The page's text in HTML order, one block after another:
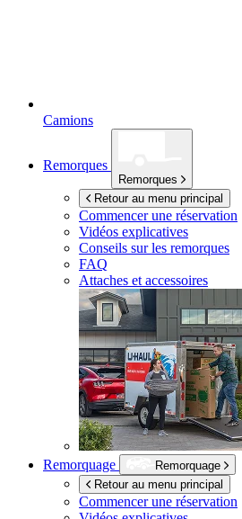
Camions
Remorques
Remorques
Retour au menu principal
Commencer une réservation
Vidéos explicatives
Conseils sur les remorques
FAQ
Attaches et accessoires
Remorquage
Remorquage
Retour au menu principal
Commencer une réservation